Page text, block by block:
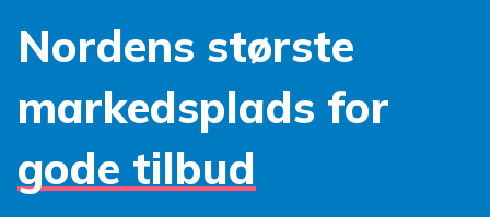
Nordens største
markedsplads for
gode tilbud